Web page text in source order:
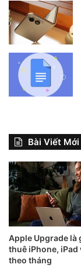
Khi mới mở
pin còn
đổi USB-C
sử dụng và
Điều quan
nguồn liên
Bài Viết Mới
Apple Upgrade là
thuê iPhone, iPad
theo tháng